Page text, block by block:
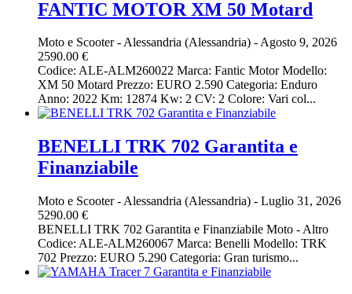
FANTIC MOTOR XM 50 Motard
Moto e Scooter-Alessandria (Alessandria) -Agosto 9, 2026
2590.00 €
Codice: ALE-ALM260022 Marca: Fantic Motor Modello:
XM 50 Motard Prezzo: EURO 2.590 Categoria: Enduro
Anno: 2022 Km: 12874 Kw: 2 CV: 2 Colore: Vari col...
BENELLI TRK 702 Garantita e
Finanziabile
Moto e Scooter- Alessandria (Alessandria) - Luglio 31, 2026
5290.00 €
BENELLI TRK 702 Garantita e Finanziabile Moto - Altro
Codice: ALE-ALM260067 Marca: Benelli Modello: TRK
702 Prezzo: EURO 5.290 Categoria: Gran turismo...